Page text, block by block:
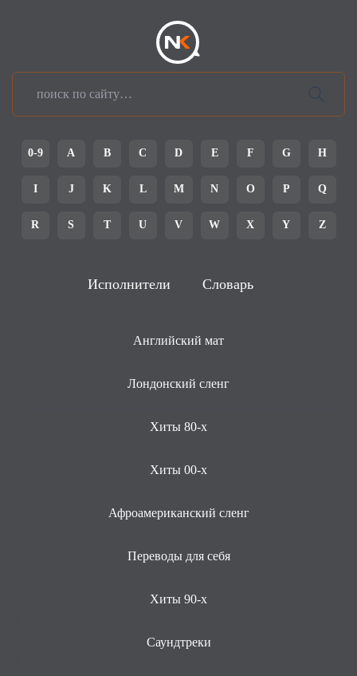
0-9 A B C D E F G H
I J K L M N O P Q
R S T U V W X Y Z
Исполнители Словарь
Английский мат
Лондонский сленг
Хиты 80-х
Хиты 00-х
Афроамериканский сленг
Переводы для себя
Хиты 90-х
Саундтреки